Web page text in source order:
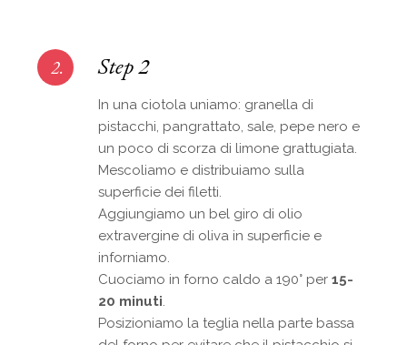
2. Step 2
In una ciotola uniamo: granella di
pistacchi, pangrattato, sale, pepe nero e
un poco di scorza di limone grattugiata.
Mescoliamo e distribuiamo sulla
superficie dei filetti.
Aggiungiamo un bel giro di olio
extravergine di oliva in superficie e
inforniamo.
Cuociamo in forno caldo a 190° per15-
20 minuti.
Posizioniamo la teglia nella parte bassa